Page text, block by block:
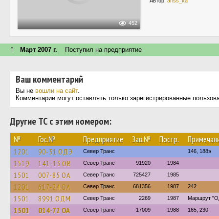
452
↑ Март 2007 г. Поступил на предприятие
Ваш комментарий
Вы не вошли на сайт.
Комментарии могут оставлять только зарегистрированные
Другие ТС с этим номером:
№ Гос.№ Предприятие Зав.№ Постр.
1201 90-31 ОДЭ Север Транс 146, 188э
1519 141-13 ОВ Север Транс 91920 1984
1501 007-85 ОА Север Транс 725427 1985
1201 617-24 ОА Север Транс 681356 1987 242
1501 8991 ОДМ Север Транс 2269 1987 Маршрут
1501 014-72 ОА Север Транс 17009 1988 165, 230